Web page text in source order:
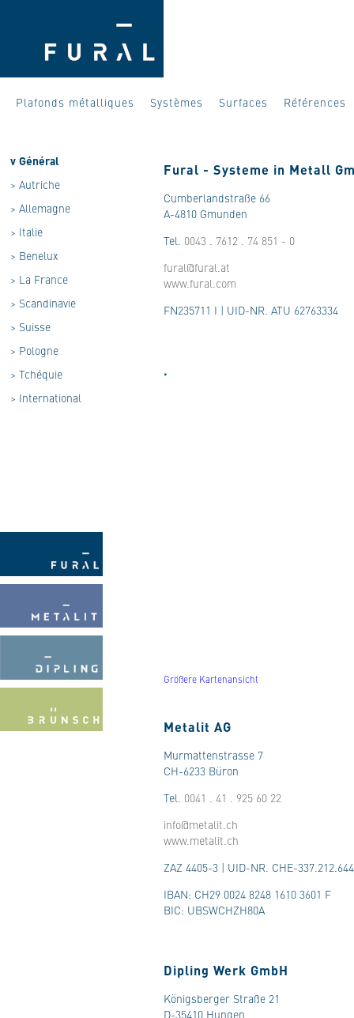
Plafonds métalliques Systèmes Surfaces Références
v Général
> Autriche
> Allemagne
> Italie
> Benelux
> La France
> Scandinavie
> Suisse
> Pologne
> Tchéquie
> International
Fural - Systeme in Metall
Cumberlandstraße 66
A-4810 Gmunden
Tel. 0043 . 7612 . 74 851 - 0
fural@fural.at
www.fural.com
FN235711 I | UID-NR. ATU 62763334
.
Größere Kartenansicht
Metalit AG
Murmattenstrasse 7
CH-6233 Büron
Tel. 0041 . 41 . 925 60 22
info@metalit.ch
www.metalit.ch
ZAZ 4405-3 | UID-NR. CHE-337.212.644
IBAN: CH29 0024 8248 1610 3601 F
BIC: UBSWCHZH80A
Dipling Werk GmbH
Königsberger Straße 21
D-35410 Hungen